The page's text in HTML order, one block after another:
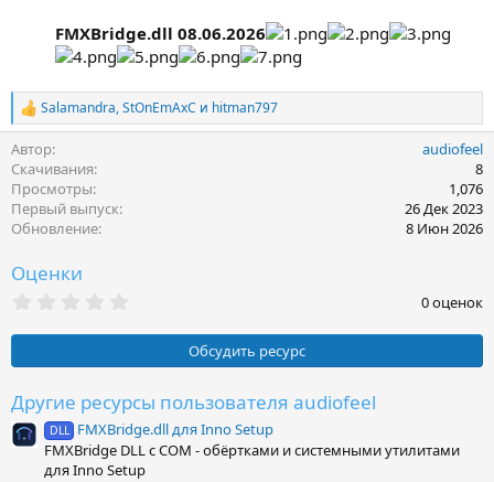
FMXBridge.dll 08.06.2026
Р
е
а
к
ц
и
и
:
Salamandra,StOnEmAxC и hitman797
Автор
audiofeel
Скачивания
8
Просмотры
1,076
Первый выпуск
26 Дек 2023
Обновление
8 Июн 2026
Оценки
0
з
ё
з
д
0 оценок
Обсудить ресурс
Другие ресурсы пользователя audiofeel
DLL FMXBridge.dll для Inno Setup
FMXBridge DLL с COM - обёртками и системными утилитами
для Inno Setup